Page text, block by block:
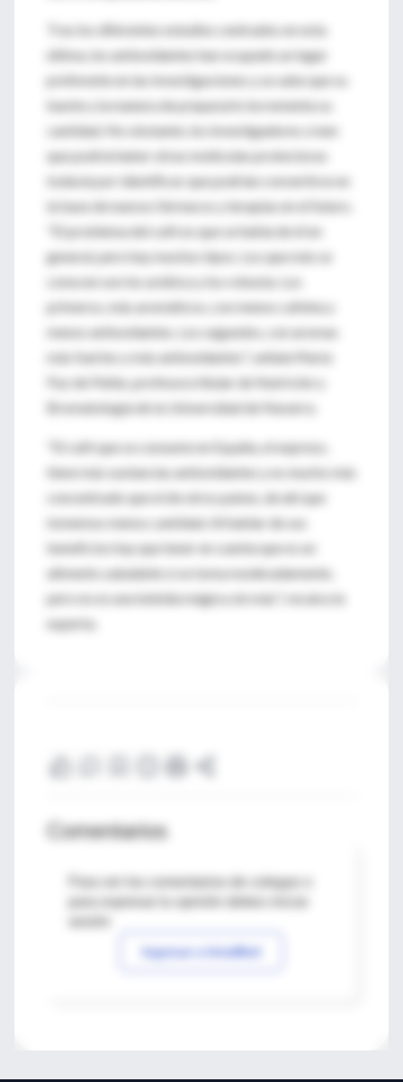
Tras los diferentes estudios centrados en esta
última, los antioxidantes han ocupado un lugar
preferente en las investigaciones y se sabe que su
tueste y la manera de prepararlo incrementa su
cantidad. No obstante, los investigadores creen
que podría haber otras moléculas protectoras
todavía por identificar que podrían convertirse en
la base de nuevos fármacos y terapias en el futuro.
"El problema del café es que se habla de él en
general, pero hay muchos tipos. Los que más se
conocen son los arábica y los robusta. Los
primeros, más aromáticos, con menos cafeína y
menos antioxidantes. Los segundos, con aromas
más fuertes y más antioxidantes", señala María
Paz de Peñás, profesora titular de Nutrición y
Bromatología de la Universidad de Navarra.
"El café que se consume en España, el expreso,
tiene más sustancias antioxidantes y es mucho más
concentrado que el de otros países, de ahí que
tomemos menos cantidad. Al hablar de sus
beneficios hay que tener en cuenta que es un
alimento saludable si se toma moderadamente,
pero no es una bebida mágica sin más", recalca la
experta.
Comentarios
Para ver los comentarios de colegas o
Ingresar a IntraMed